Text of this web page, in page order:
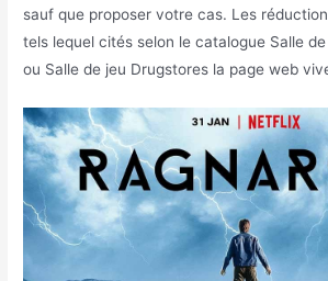
sauf que proposer votre cas. Les
tels lequel cités selon le catalogue Salle
ou Salle de jeu Drugstores la page web